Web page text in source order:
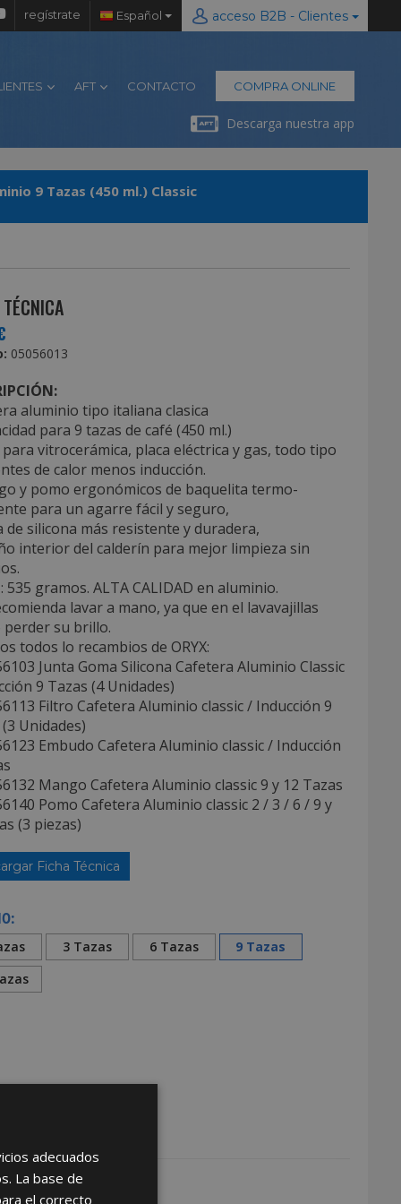
regístrate Español acceso B2B - Clientes
AFT CONTACTO COMPRA ONLINE
Descarga nuestra app
9 Tazas (450 ml.) Classic
05056013
aluminio tipo italiana clasica
para 9 tazas de café (450 ml.)
vitrocerámica, placa eléctrica y gas, todo tipo
de calor menos inducción.
y pomo ergonómicos de baquelita termo-
para un agarre fácil y seguro,
de silicona más resistente y duradera,
interior del calderín para mejor limpieza sin
535 gramos. ALTA CALIDAD en aluminio.
lavar a mano, ya que en el lavavajillas
perder su brillo.
todos lo recambios de ORYX:
Junta Goma Silicona Cafetera Aluminio Classic
9 Tazas (4 Unidades)
Filtro Cafetera Aluminio classic / Inducción 9
Unidades)
Embudo Cafetera Aluminio classic / Inducción
Mango Cafetera Aluminio classic 9 y 12 Tazas
Pomo Cafetera Aluminio classic 2 / 3 / 6 / 9 y
(3 piezas)
Ficha Técnica
3 Tazas 6 Tazas
9 Tazas
adecuados
La base de
el correcto